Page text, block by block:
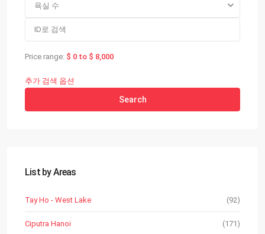
욕실 수
Price range: $ 0 to $ 8,000
추가 검색 옵션
Search
List by Areas
Tay Ho - West Lake (92)
Ciputra Hanoi (171)